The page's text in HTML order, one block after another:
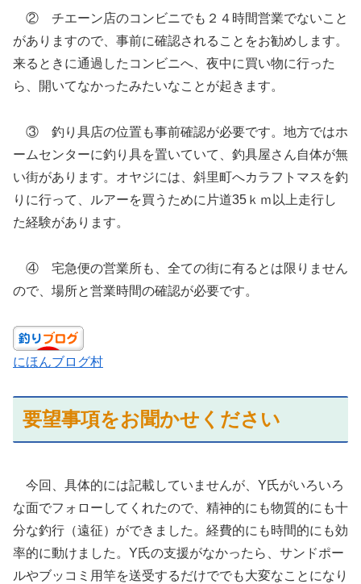
② チエーン店のコンビニでも２４時間営業でないこと
がありますので、事前に確認されることをお勧めします。
来るときに通過したコンビニへ、夜中に買い物に行った
ら、開いてなかったみたいなことが起きます。
③ 釣り具店の位置も事前確認が必要です。地方ではホ
ームセンターに釣り具を置いていて、釣具屋さん自体が無
い街があります。オヤジには、斜里町へカラフトマスを釣
りに行って、ルアーを買うために片道35ｋｍ以上走行し
た経験があります。
④ 宅急便の営業所も、全ての街に有るとは限りません
ので、場所と営業時間の確認が必要です。
にほんブログ村
要望事項をお聞かせください
今回、具体的には記載していませんが、Y氏がいろいろ
な面でフォローしてくれたので、精神的にも物質的にも十
分な釣行（遠征）ができました。経費的にも時間的にも効
率的に動けました。Y氏の支援がなかったら、サンドポー
ルやブッコミ用竿を送受するだけででも大変なことになり